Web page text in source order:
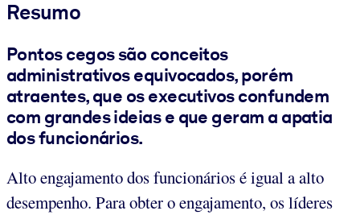
Resumo
Pontos cegos são conceitos
administrativos equivocados, porém
atraentes, que os executivos confundem
com grandes ideias e que geram a apatia
dos funcionários.
Alto engajamento dos funcionários é igual a alto
desempenho. Para obter o engajamento, os líderes